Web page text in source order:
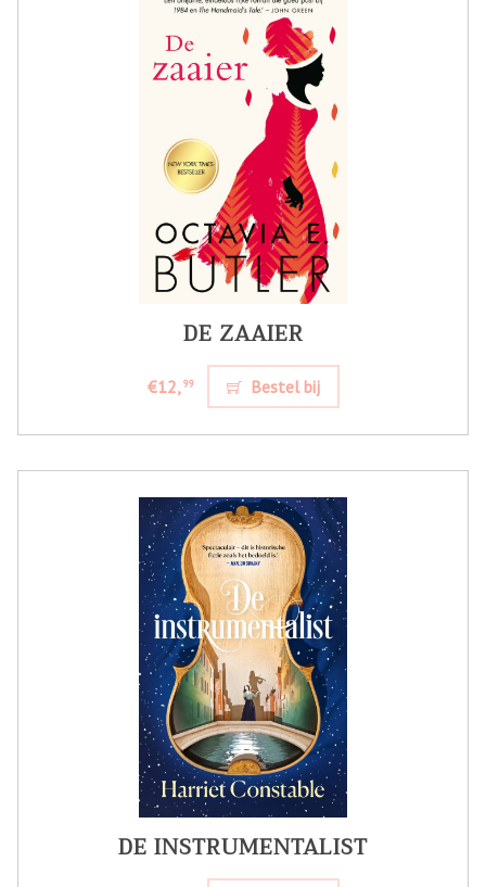
DE ZAAIER
€12,99 Bestel bij
DE INSTRUMENTALIST